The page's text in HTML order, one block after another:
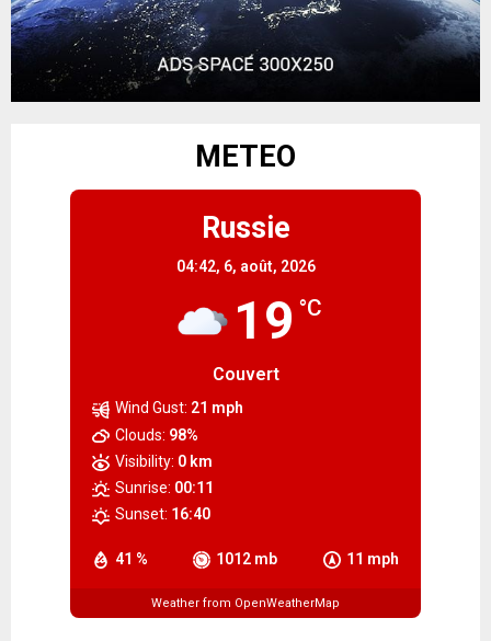
METEO
Russie
04:42, 6, août, 2026
19 °C
Couvert
41 % 1012 mb 11 mph
Wind Gust: 21 mph
Clouds: 98%
Visibility: 0 km
Sunrise: 00:11
Sunset: 16:40
Weather from OpenWeatherMap